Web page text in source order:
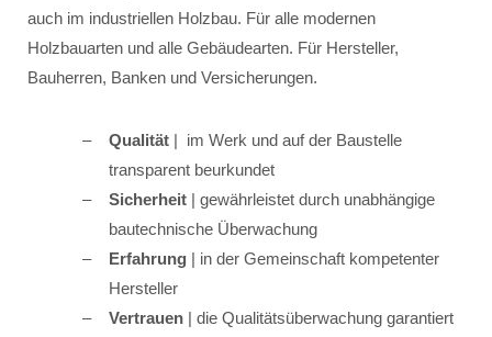
auch im industriellen Holzbau. Für alle modernen
Holzbauarten und alle Gebäudearten. Für Hersteller,
Bauherren, Banken und Versicherungen.
Qualität | im Werk und auf der Baustelle
transparent beurkundet
Sicherheit | gewährleistet durch unabhängige
bautechnische Überwachung
Erfahrung | in der Gemeinschaft kompetenter
Hersteller
Vertrauen | die Qualitätsüberwachung garantiert